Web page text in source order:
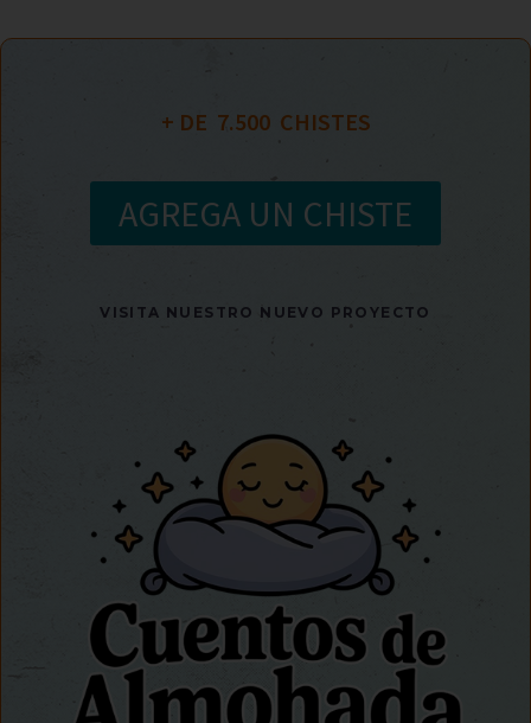
+ DE 7.500
  CHISTES
AGREGA UN CHISTE
VISITA NUESTRO NUEVO PROYECTO